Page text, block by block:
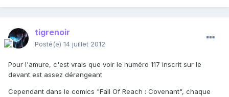
tigrenoir
Posté(e) 14 juillet 2012
Pour l'amure, c'est vrais que voir le numéro 117 inscrit sur le
devant est assez dérangeant
Cependant dans le comics "Fall Of Reach : Covenant", chaque